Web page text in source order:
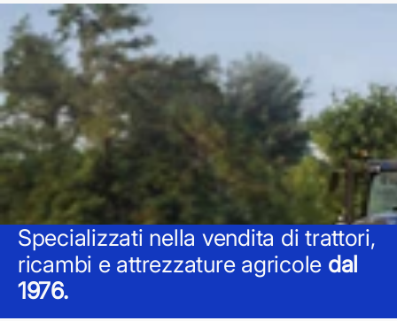
Specializzati nella vendita di trattori,
ricambi e attrezzature agricole dal
1976.